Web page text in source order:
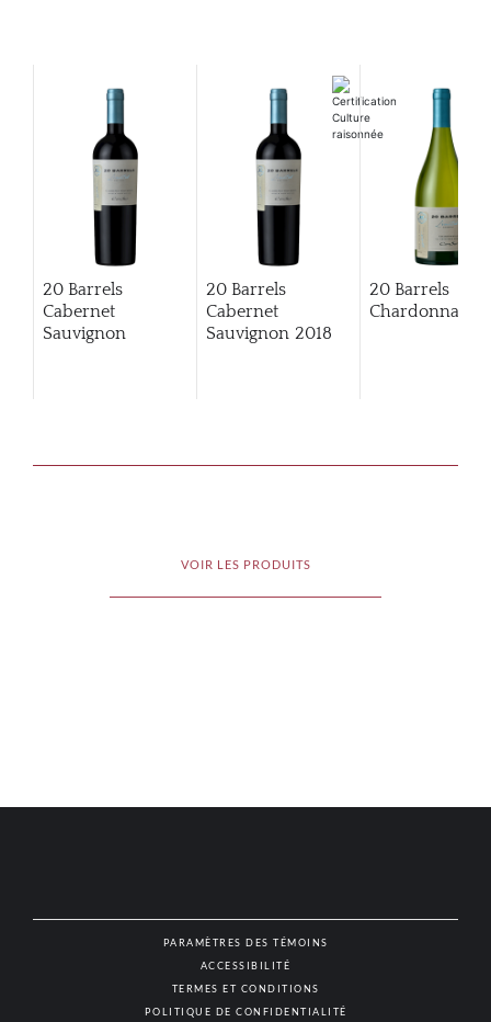
20 Barrels
Cabernet
Sauvignon
20 Barrels
Cabernet
Sauvignon 2018
20 Barrels
Chardonnay
VOIR LES PRODUITS
PARAMÈTRES DES TÉMOINS
ACCESSIBILITÉ
TERMES ET CONDITIONS
POLITIQUE DE CONFIDENTIALITÉ